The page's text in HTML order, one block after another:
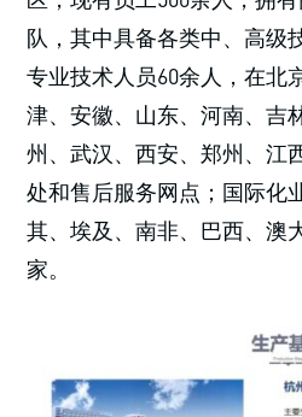
队，其中具备各类中、高级
专业技术人员60余人，在北
津、安徽、山东、河南、吉
州、武汉、西安、郑州、江
处和售后服务网点；国际化
其、埃及、南非、巴西、澳
家。